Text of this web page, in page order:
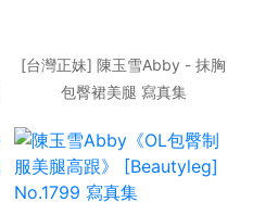
[台灣正妹] 陳玉雪Abby - 抹胸
包臀裙美腿 寫真集